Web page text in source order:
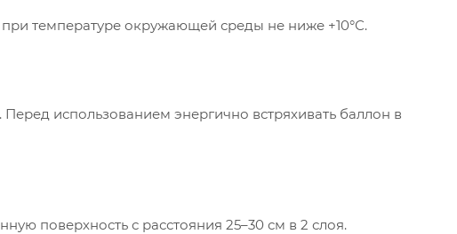
температуре окружающей среды не ниже +10°С.
использованием энергично встряхивать баллон в
поверхность с расстояния 25–30 см в 2 слоя.